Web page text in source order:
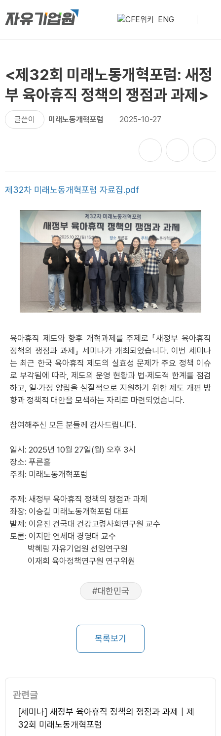
ENG
<제32회 미래노동개혁포럼: 새정
부 육아휴직 정책의 쟁점과 과제>
글쓴이 미래노동개혁포럼 2025-10-27
제32차 미래노동개혁포럼 자료집.pdf
육아휴직 제도와 향후 개혁과제를 주제로 「새정부 육아휴직
정책의 쟁점과 과제」 세미나가 개최되었습니다. 이번 세미나
는 최근 한국 육아휴직 제도의 실효성 문제가 주요 정책 이슈
로 부각됨에 따라, 제도의 운영 현황과 법·제도적 한계를 점검
하고, 일·가정 양립을 실질적으로 지원하기 위한 제도 개편 방
향과 정책적 대안을 모색하는 자리로 마련되었습니다.
참여해주신 모든 분들께 감사드립니다.
일시: 2025년 10월 27일(월) 오후 3시
장소: 푸른홀
주최: 미래노동개혁포럼
주제: 새정부 육아휴직 정책의 쟁점과 과제
좌장: 이승길 미래노동개혁포럼 대표
발제: 이윤진 건국대 건강고령사회연구원 교수
토론: 이지만 연세대 경영대 교수
박혜림 자유기업원 선임연구원
이재희 육아정책연구원 연구위원
#대한민국
목록보기
관련글
[세미나] 새정부 육아휴직 정책의 쟁점과 과제｜제
32회 미래노동개혁포럼